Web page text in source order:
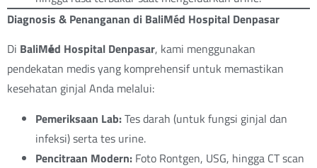
Diagnosis & Penanganan di BaliMéd Hospital Denpasar
Di BaliMéd Hospital Denpasar, kami menggunakan
pendekatan medis yang komprehensif untuk memastikan
kesehatan ginjal Anda melalui:
Pemeriksaan Lab:Tes darah (untuk fungsi ginjal dan
infeksi) serta tes urine.
Pencitraan Modern: Foto Rontgen, USG, hingga CT scan